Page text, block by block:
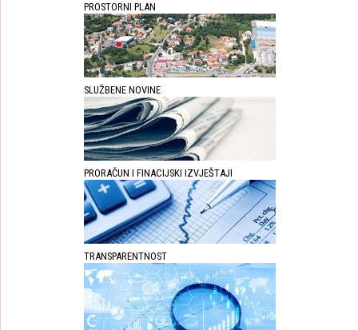
PROSTORNI PLAN
SLUŽBENE NOVINE
PRORAČUN I FINACIJSKI IZVJEŠTAJI
TRANSPARENTNOST